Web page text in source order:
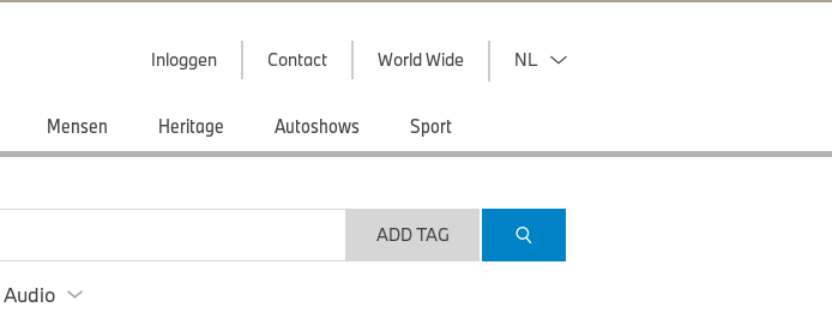
Inloggen Contact World Wide NL
Mensen Heritage Autoshows Sport
ADD TAG
Audio